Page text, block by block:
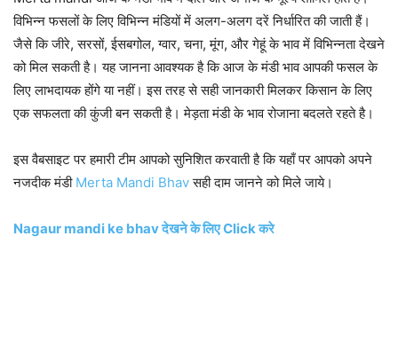
विभिन्न फसलों के लिए विभिन्न मंडियों में अलग-अलग दरें निर्धारित की जाती हैं।
जैसे कि जीरे, सरसों, ईसबगोल, ग्वार, चना, मूंग, और गेहूं के भाव में विभिन्नता देखने
को मिल सकती है। यह जानना आवश्यक है कि आज के मंडी भाव आपकी फसल के
लिए लाभदायक होंगे या नहीं। इस तरह से सही जानकारी मिलकर किसान के लिए
एक सफलता की कुंजी बन सकती है। मेड़ता मंडी के भाव रोजाना बदलते रहते है।
इस वैबसाइट पर हमारी टीम आपको सुनिशित करवाती है कि यहाँ पर आपको अपने
नजदीक मंडी Merta Mandi Bhavसही दाम जानने को मिले जाये।
Nagaur mandi ke bhav देखने के लिए Click करे